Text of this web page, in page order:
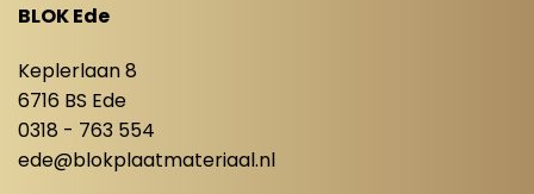
BLOK Ede
Keplerlaan 8
6716 BS Ede
0318 - 763 554
ede@blokplaatmateriaal.nl